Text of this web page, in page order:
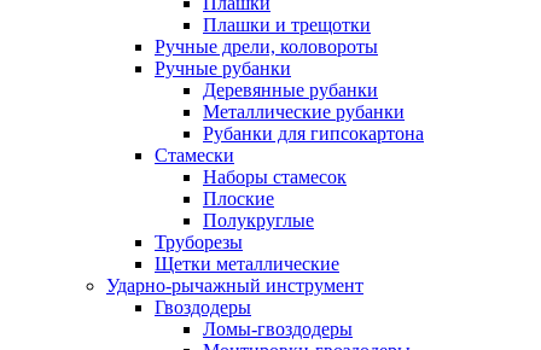
Плашки и трещотки
Ручные дрели, коловороты
Ручные рубанки
Деревянные рубанки
Металлические рубанки
Рубанки для гипсокартона
Стамески
Наборы стамесок
Плоские
Полукруглые
Труборезы
Щетки металлические
Ударно-рычажный инструмент
Гвоздодеры
Ломы-гвоздодеры